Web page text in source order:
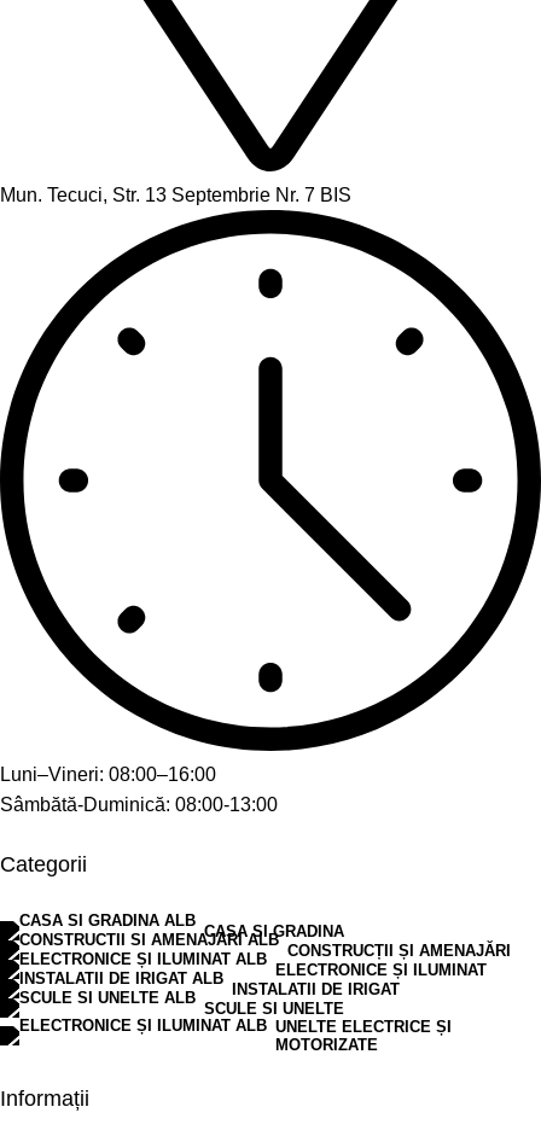
Mun. Tecuci, Str. 13 Septembrie Nr. 7 BIS
Luni–Vineri: 08:00–16:00
Sâmbătă-Duminică: 08:00-13:00
Categorii
CASA SI GRADINA
CONSTRUCȚII ȘI AMENAJĂRI
ELECTRONICE ȘI ILUMINAT
INSTALATII DE IRIGAT
SCULE SI UNELTE
UNELTE ELECTRICE ȘI
MOTORIZATE
Informații